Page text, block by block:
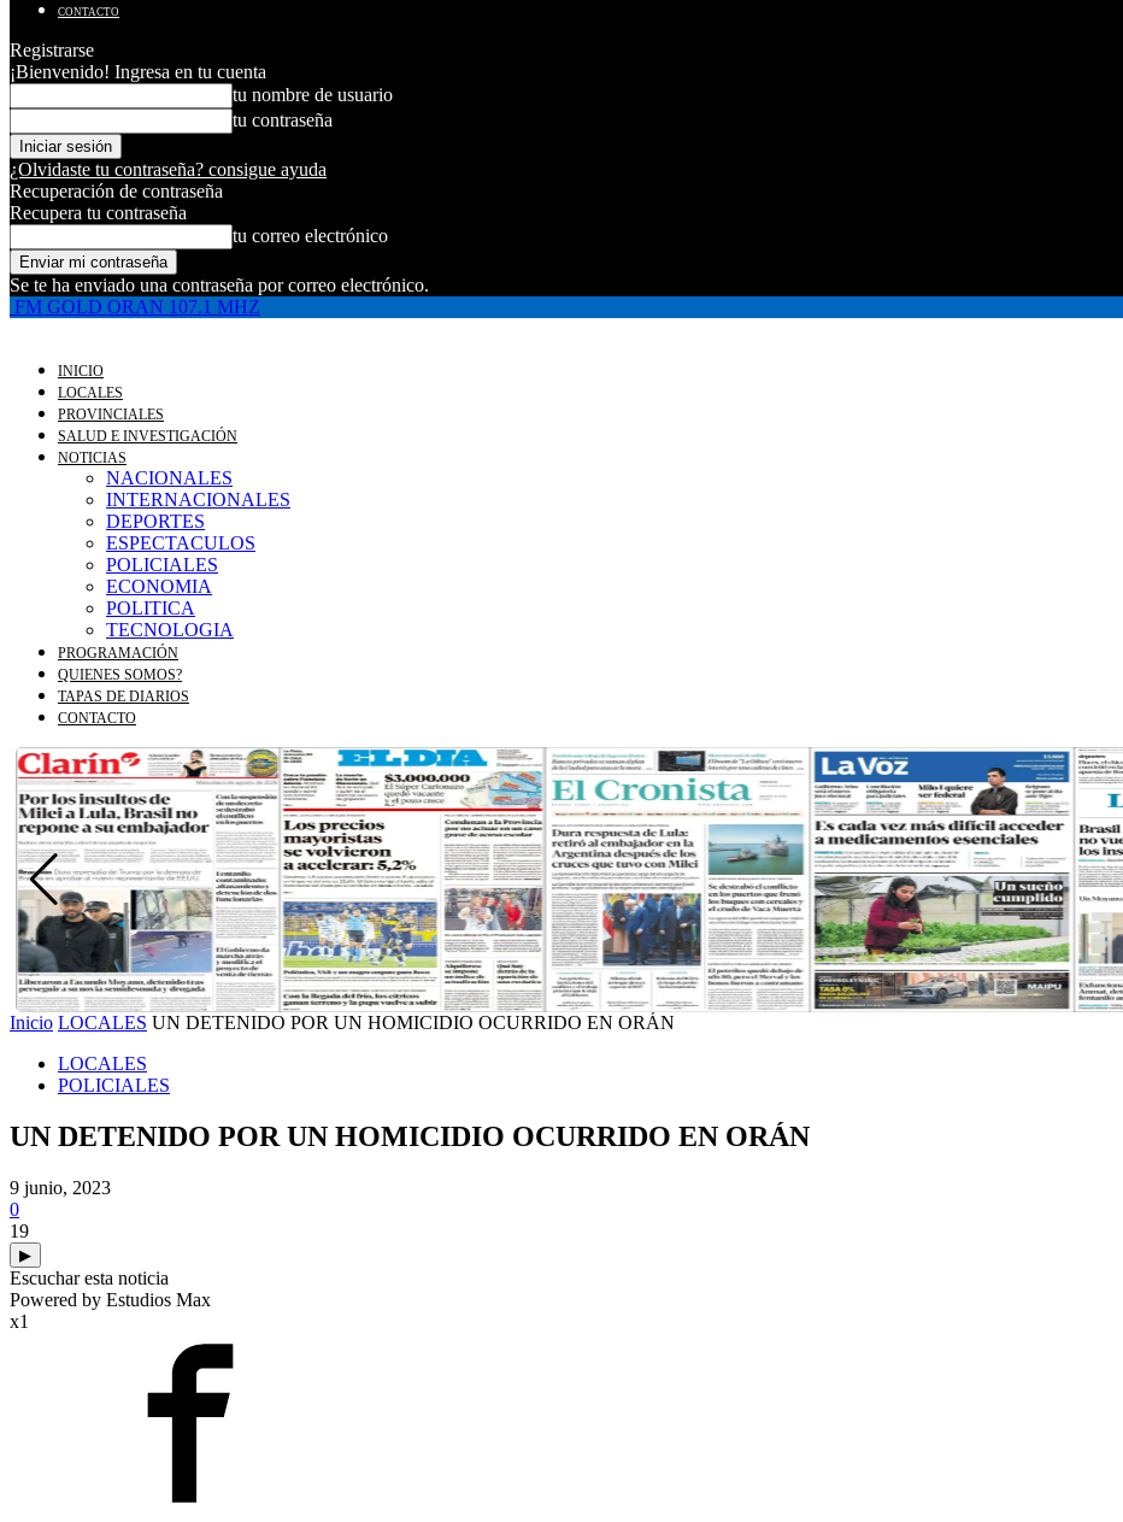
CONTACTO
Registrarse
¡Bienvenido! Ingresa en tu cuenta
tu nombre de usuario
tu contraseña
¿Olvidaste tu contraseña? consigue ayuda
Recuperación de contraseña
Recupera tu contraseña
tu correo electrónico
Se te ha enviado una contraseña por correo electrónico.
FM GOLD ORAN 107.1 MHZ
INICIO
LOCALES
PROVINCIALES
SALUD E INVESTIGACIÓN
NOTICIAS
NACIONALES
INTERNACIONALES
DEPORTES
ESPECTACULOS
POLICIALES
ECONOMIA
POLITICA
TECNOLOGIA
PROGRAMACIÓN
QUIENES SOMOS?
TAPAS DE DIARIOS
CONTACTO
Inicio LOCALES UN DETENIDO POR UN HOMICIDIO OCURRIDO EN ORÁN
LOCALES
POLICIALES
UN DETENIDO POR UN HOMICIDIO OCURRIDO EN ORÁN
9 junio, 2023
0
19
▶
Escuchar esta noticia
Powered by Estudios Max
x1